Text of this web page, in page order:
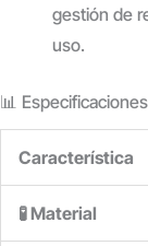
gestión de
uso.
📊
Característica
🧪 Material